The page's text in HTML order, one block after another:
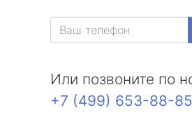
Или позвоните по
+7 (499) 653-88-85